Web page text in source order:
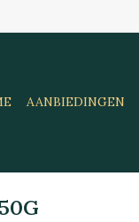
AANBIEDINGEN